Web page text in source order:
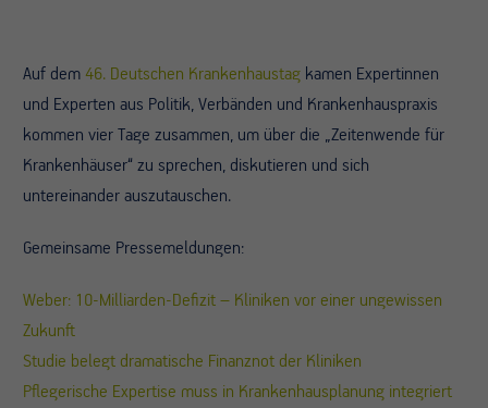
Auf dem 46. Deutschen Krankenhaustag kamen Expertinnen
und Experten aus Politik, Verbänden und Krankenhauspraxis
kommen vier Tage zusammen, um über die „Zeitenwende für
Krankenhäuser“ zu sprechen, diskutieren und sich
untereinander auszutauschen.
Gemeinsame Pressemeldungen:
Weber: 10-Milliarden-Defizit – Kliniken vor einer ungewissen
Zukunft
Studie belegt dramatische Finanznot der Kliniken
Pflegerische Expertise muss in Krankenhausplanung integriert